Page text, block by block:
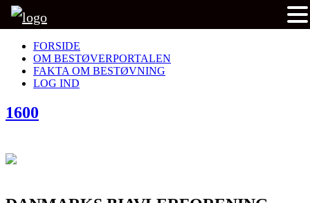
FORSIDE
OM BESTØVERPORTALEN
FAKTA OM BESTØVNING
LOG IND
1600